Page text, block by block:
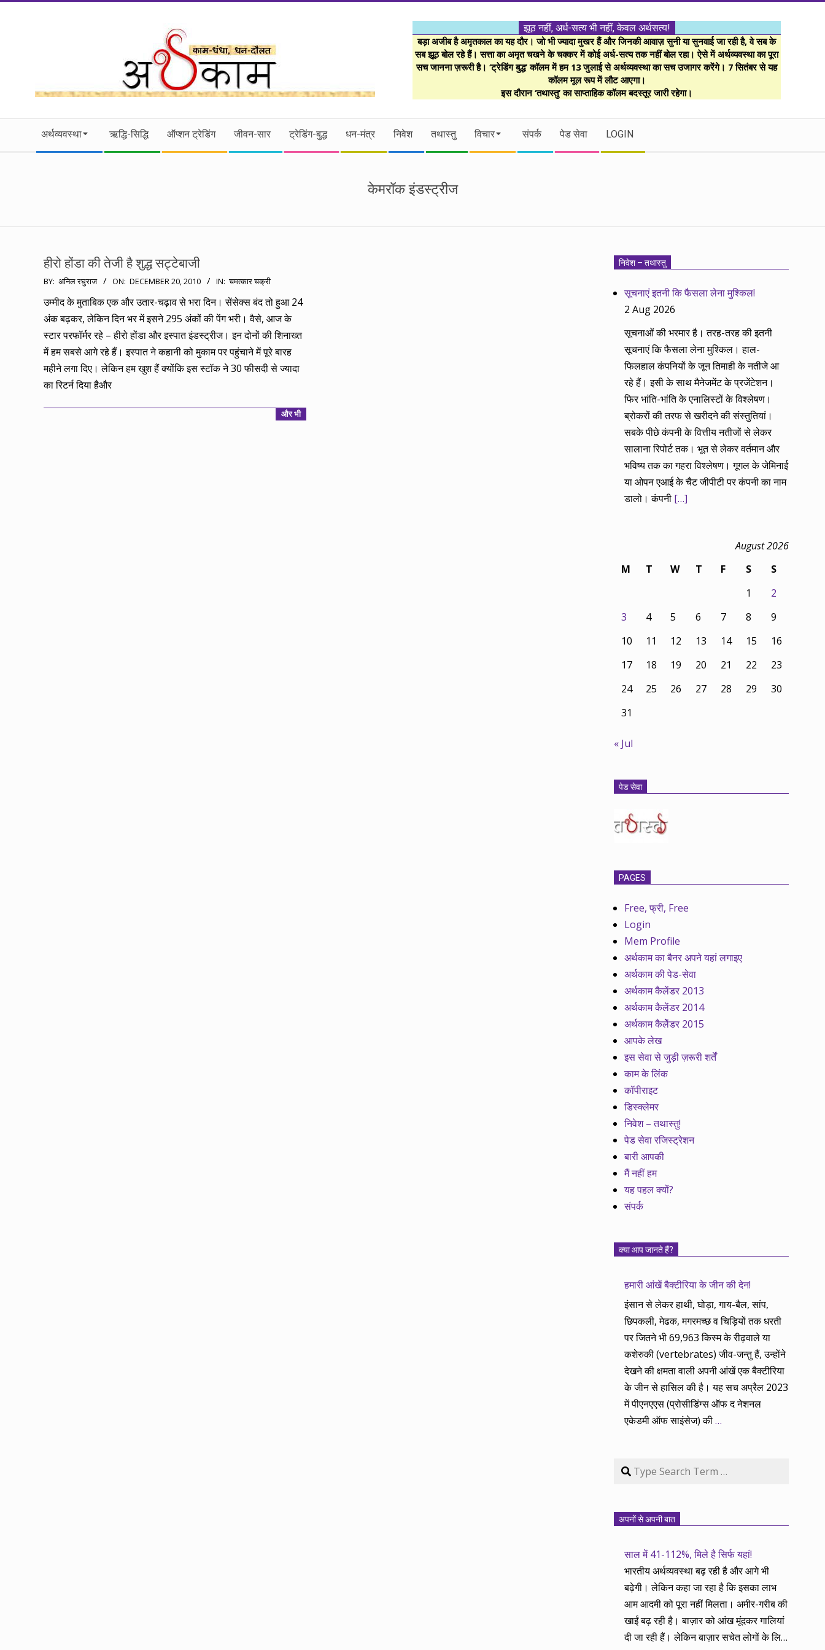
।।
अर्थकाम।।
FINANCIALLY
CLEVER!
झूठ नहीं, अर्ध-सत्य भी नहीं, केवल अर्थसत्य!
बड़ा अजीब है अमृतकाल का यह दौर। जो भी ज्यादा मुखर हैं और जिनकी आवाज़ सुनी या सुनवाई जा रही है, वे सब के
सब झूठ बोल रहे हैं। सत्ता का अमृत चखने के चक्कर में कोई अर्ध-सत्य तक नहीं बोल रहा। ऐसे में अर्थव्यवस्था का पूरा
सच जानना ज़रूरी है। ‘ट्रेडिंग बुद्ध’ कॉलम में हम 13 जुलाई से अर्थव्यवस्था का सच उजागर करेंगे। 7 सितंबर से यह
कॉलम मूल रूप में लौट आएगा।
इस दौरान ‘तथास्तु’ का साप्ताहिक कॉलम बदस्तूर जारी रहेगा।
Secondary
अर्थव्यवस्था ऋद्धि-सिद्धि ऑप्शन ट्रेडिंग जीवन-सार ट्रेडिंग-बुद्ध धन-मंत्र निवेश तथास्तु विचार संपर्क पेड सेवा LOGIN
केमरॉक इंडस्ट्रीज
हीरो होंडा की तेजी है शुद्ध सट्टेबाजी
2010-
12-
20
BY: अनिल रघुराज ON: DECEMBER 20, 2010 IN: चमत्कार चक्री
उम्मीद के मुताबिक एक और उतार-चढ़ाव से भरा दिन। सेंसेक्स बंद तो हुआ 24
अंक बढ़कर, लेकिन दिन भर में इसने 295 अंकों की पेंग भरी। वैसे, आज के
स्टार परफॉर्मर रहे – हीरो होंडा और इस्पात इंडस्ट्रीज। इन दोनों की शिनाख्त
में हम सबसे आगे रहे हैं। इस्पात ने कहानी को मुकाम पर पहुंचाने में पूरे बारह
महीने लगा दिए। लेकिन हम खुश हैं क्योंकि इस स्टॉक ने 30 फीसदी से ज्यादा
का रिटर्न दिया हैऔर
और भी
निवेश – तथास्तु
सूचनाएं इतनी कि फैसला लेना मुश्किल!
2 Aug 2026
सूचनाओं की भरमार है। तरह-तरह की इतनी
सूचनाएं कि फैसला लेना मुश्किल। हाल-
फिलहाल कंपनियों के जून तिमाही के नतीजे आ
रहे हैं। इसी के साथ मैनेजमेंट के प्रजेंटेशन।
फिर भांति-भांति के एनालिस्टों के विश्लेषण।
ब्रोकरों की तरफ से खरीदने की संस्तुतियां।
सबके पीछे कंपनी के वित्तीय नतीजों से लेकर
सालाना रिपोर्ट तक। भूत से लेकर वर्तमान और
भविष्य तक का गहरा विश्लेषण। गूगल के जेमिनाई
या ओपन एआई के चैट जीपीटी पर कंपनी का नाम
डालो। कंपनी […]
August 2026
M
T W T F S
S
1
2
3
4 5 6 7 8
9
10
11 12 13 14 15
16
17
18 19 20 21 22
23
24
25 26 27 28 29
30
31
« Jul
पेड सेवा
PAGES
Free, फ्री, Free
Login
Mem Profile
अर्थकाम का बैनर अपने यहां लगाइए
अर्थकाम की पेड-सेवा
अर्थकाम कैलेंडर 2013
अर्थकाम कैलेंडर 2014
अर्थकाम कैलेेंडर 2015
आपके लेख
इस सेवा से जुड़ी ज़रूरी शर्तें
काम के लिंक
कॉपीराइट
डिस्क्लेमर
निवेश – तथास्तु!
पेड सेवा रजिस्ट्रेशन
बारी आपकी
मैं नहीं हम
यह पहल क्यों?
संपर्क
क्या आप जानते हैं?
हमारी आंखें बैक्टीरिया के जीन की देन!
इंसान से लेकर हाथी, घोड़ा, गाय-बैल, सांप,
छिपकली, मेढक, मगरमच्छ व चिड़ियों तक धरती
पर जितने भी 69,963 किस्म के रीढ़वाले या
कशेरुकी (vertebrates) जीव-जन्तु हैं, उन्होंने
देखने की क्षमता वाली अपनी आंखें एक बैक्टीरिया
के जीन से हासिल की है। यह सच अप्रैल 2023
में पीएनएएस (प्रोसीडिंग्स ऑफ द नेशनल
एकेडमी ऑफ साइंसेज) की…
Search
अपनों से अपनी बात
साल में 41-112%, मिले है सिर्फ यहां!
भारतीय अर्थव्यवस्था बढ़ रही है और आगे भी
बढ़ेगी। लेकिन कहा जा रहा है कि इसका लाभ
आम आदमी को पूरा नहीं मिलता। अमीर-गरीब की
खाईं बढ़ रही है। बाज़ार को आंख मूंदकर गालियां
दी जा रही हैं। लेकिन बाज़ार सचेत लोगों के लिए